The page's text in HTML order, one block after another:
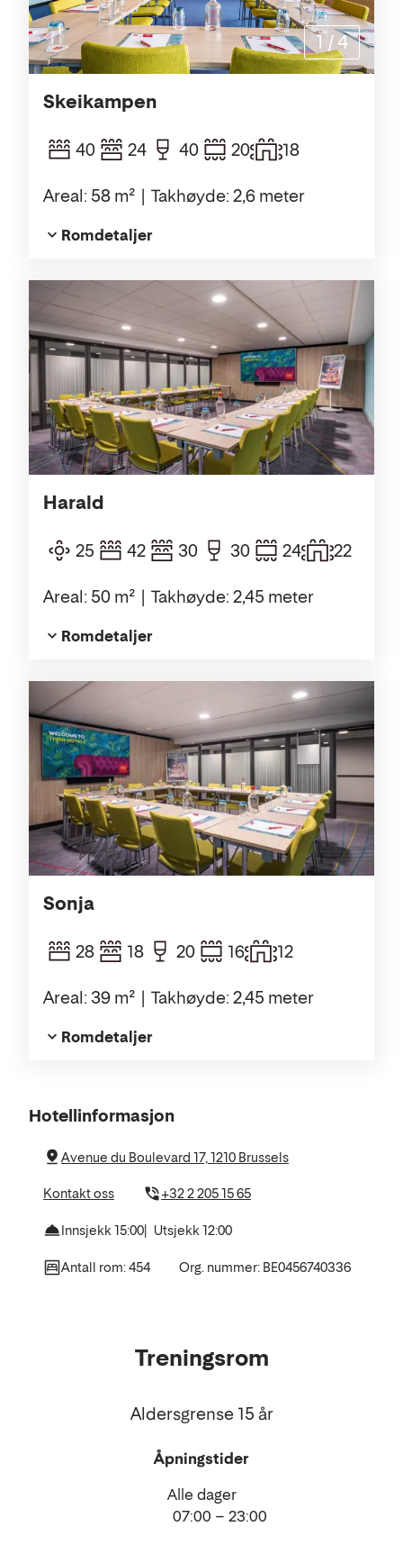
Skeikampen
40 24 40 20 18
Areal: 58 m² Takhøyde: 2,6 meter
Romdetaljer
1 / 4
Harald
25 42 30 30 24 22
Areal: 50 m² Takhøyde: 2,45 meter
Romdetaljer
Sonja
28 18 20 16 12
Areal: 39 m² Takhøyde: 2,45 meter
Romdetaljer
Om
hotellet
Hotellinformasjon
Avenue du Boulevard 17, 1210 Brussels
Kontakt oss +32 2 205 15 65
Innsjekk 15:00 Utsjekk 12:00
Antall rom: 454 Org. nummer: BE0456740336
Treningsrom
Aldersgrense 15 år
Åpningstider
Alle dager
07:00 – 23:00